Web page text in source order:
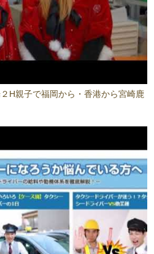
H親子で福岡から・香港から宮崎鹿